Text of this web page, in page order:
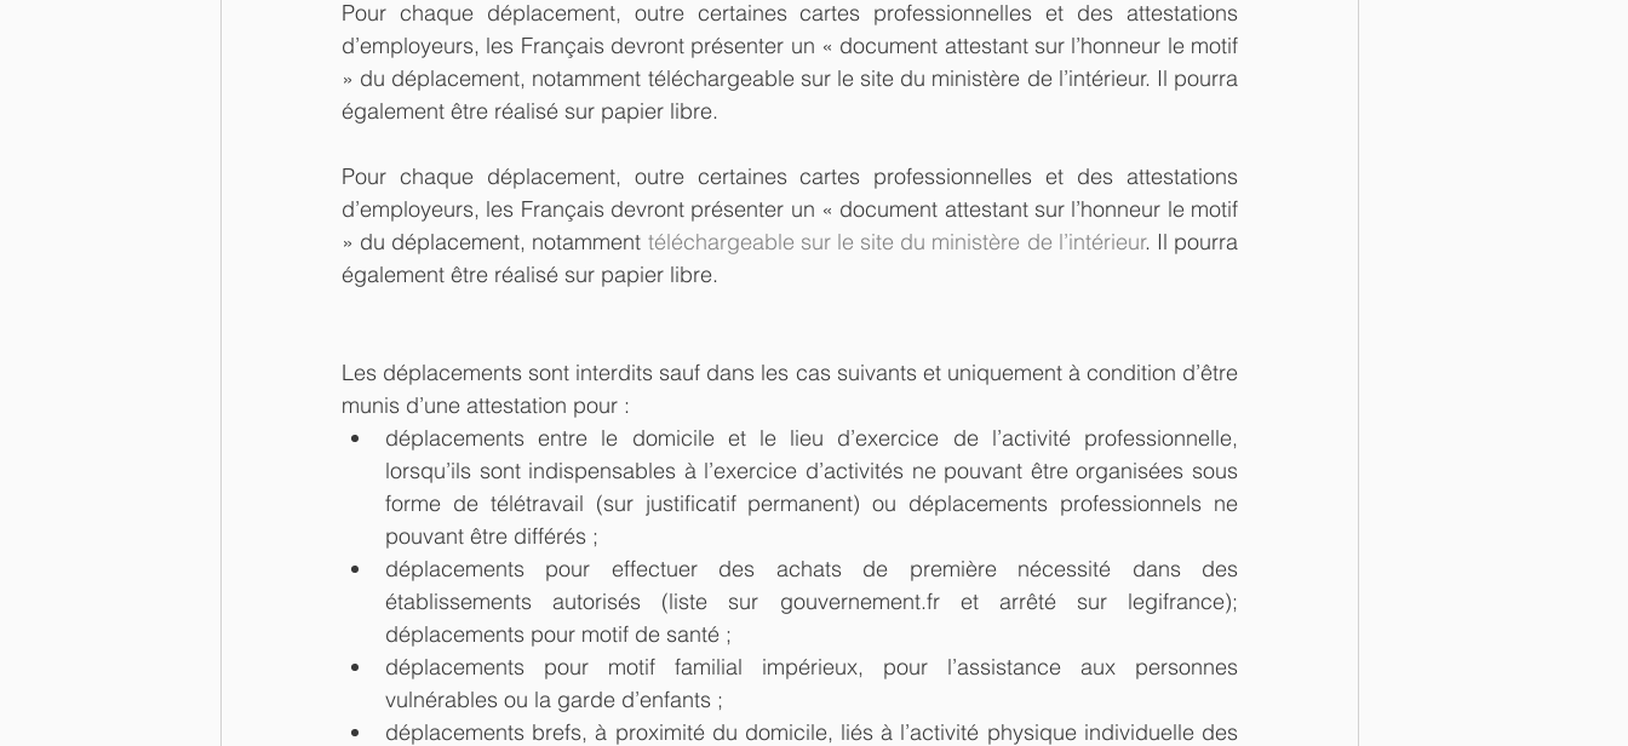
Pour chaque déplacement, outre certaines cartes professionnelles et des attestations
d’employeurs, les Français devront présenter un « document attestant sur l’honneur le motif
» du déplacement, notamment téléchargeable sur le site du ministère de l’intérieur. Il pourra
également être réalisé sur papier libre.
Pour chaque déplacement, outre certaines cartes professionnelles et des attestations
d’employeurs, les Français devront présenter un « document attestant sur l’honneur le motif
» du déplacement, notamment téléchargeable sur le site du ministère de l’intérieur. Il pourra
également être réalisé sur papier libre.
Les déplacements sont interdits sauf dans les cas suivants et uniquement à condition d’être
munis d’une attestation pour :
déplacements entre le domicile et le lieu d’exercice de l’activité professionnelle,
lorsqu’ils sont indispensables à l’exercice d’activités ne pouvant être organisées sous
forme de télétravail (sur justificatif permanent) ou déplacements professionnels ne
pouvant être différés ;
déplacements pour effectuer des achats de première nécessité dans des
établissements autorisés (liste sur gouvernement.fr et arrêté sur legifrance);
déplacements pour motif de santé ;
déplacements pour motif familial impérieux, pour l’assistance aux personnes
vulnérables ou la garde d’enfants ;
déplacements brefs, à proximité du domicile, liés à l’activité physique individuelle des